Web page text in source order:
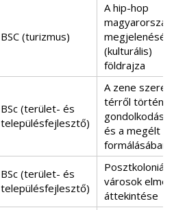
BSC (turizmus)
A hip-hop
magyarországi
(kulturális)
földrajza
BSc (terület- és
településfejlesztő)
A zene
térről történő
és a megélt
formálásában
BSc (terület- és
településfejlesztő)
Posztkoloniális
városok
áttekintése